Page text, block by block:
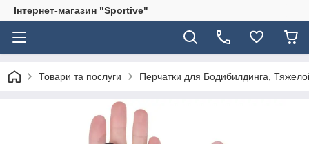
Інтернет-магазин "Sportive"
Товари та послуги Перчатки для Бодибилдинга,